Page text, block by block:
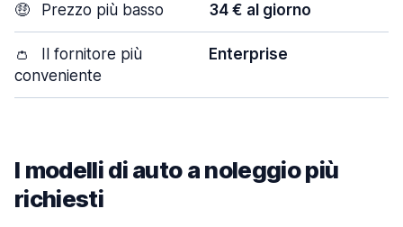
🤑 Prezzo più basso 34 € al giorno
👛
Il fornitore più
conveniente
Enterprise
I modelli di auto a noleggio più
richiesti